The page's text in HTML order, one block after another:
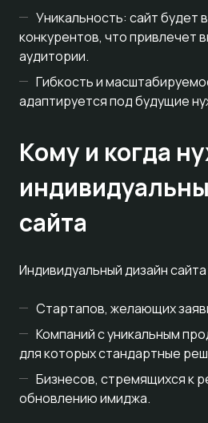
Уникальность: сайт будет
конкурентов, что привлечет
аудитории.
Гибкость и
адаптируется под будущие
Кому и когда
сайта
Индивидуальный дизайн
Стартапов, желающих
Компаний с уникальным
для которых стандартные
Бизнесов, стремящихся к
обновлению имиджа.